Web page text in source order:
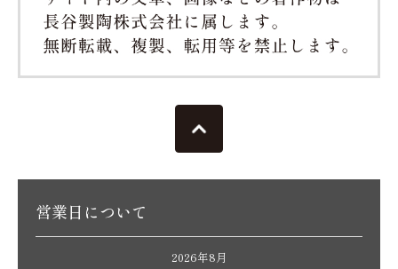
営業日について
2026年8月